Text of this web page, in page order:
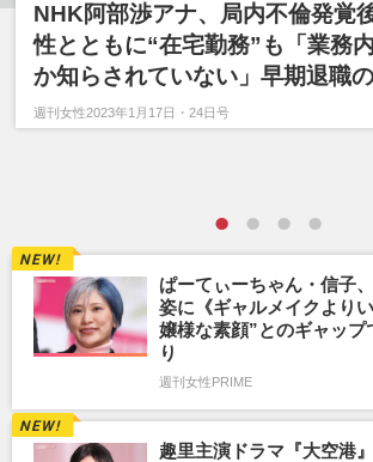
NHK阿部渉アナ、局内不倫発覚
性とともに“在宅勤務”も「業務
か知らされていない」早期退職
週刊女性2023年1月17日・24日号
ぱーてぃーちゃん・信子
姿に《ギャルメイクより
嬢様な素顔”とのギャップ
り
週刊女性PRIME
趣里主演ドラマ『大空港